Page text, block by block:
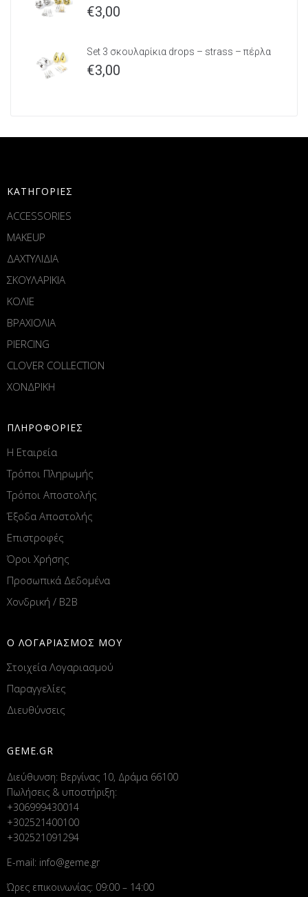
€3,00
Set 3 σκουλαρίκια drops – strass – πέρλα
€3,00
ΚΑΤΗΓΟΡΙΕΣ
ACCESSORIES
MAKEUP
ΔΑΧΤΥΛΙΔΙΑ
ΣΚΟΥΛΑΡΙΚΙΑ
ΚΟΛΙΕ
ΒΡΑΧΙΟΛΙΑ
PIERCING
CLOVER COLLECTION
ΧΟΝΔΡΙΚΗ
ΠΛΗΡΟΦΟΡΙΕΣ
Η Εταιρεία
Τρόποι Πληρωμής
Τρόποι Αποστολής
Έξοδα Αποστολής
Επιστροφές
Όροι Χρήσης
Προσωπικά Δεδομένα
Χονδρική / B2B
Ο ΛΟΓΑΡΙΑΣΜΟΣ ΜΟΥ
Στοιχεία Λογαριασμού
Παραγγελίες
Διευθύνσεις
GEME.GR
Διεύθυνση: Βεργίνας 10, Δράμα 66100
Πωλήσεις & υποστήριξη:
+306999430014
+302521400100
+302521091294
E-mail: info@geme.gr
Ώρες επικοινωνίας: 09:00 – 14:00